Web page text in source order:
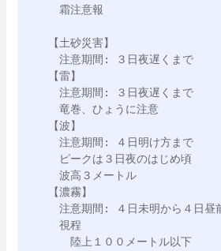
霜注意報
【土砂災害】
注意期間: ３日夜遅くまで
【雷】
注意期間: ３日夜遅くまで
竜巻、ひょうに注意
【波】
注意期間: ４日明け方まで
ピークは３日夜のはじめ頃
波高３メートル
【濃霧】
注意期間: ４日未明から４日昼
視程
陸上１００メートル以下